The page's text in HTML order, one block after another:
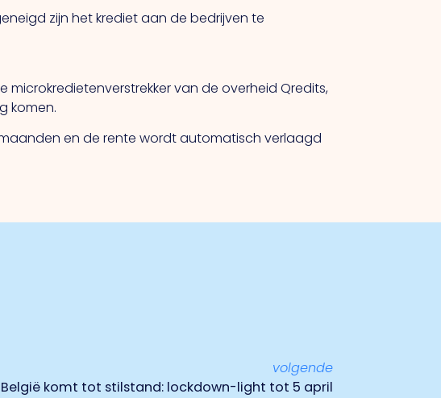
zijn het krediet aan de bedrijven te
van de overheid Qredits,
komen.
en de rente wordt automatisch verlaagd
volgende
België komt tot stilstand: lockdown-light tot 5 april